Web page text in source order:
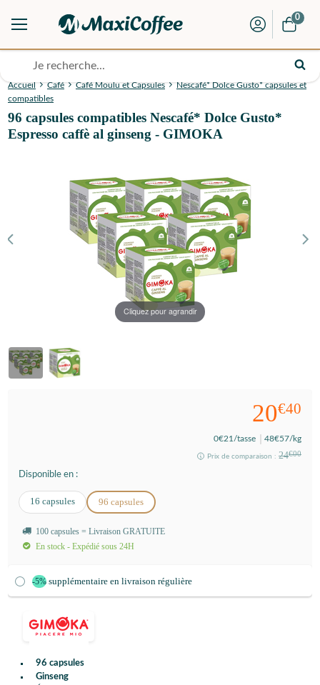
0
Accueil Café Café Moulu et Capsules
Nescafé* Dolce Gusto* capsules et
compatibles
96 capsules compatibles Nescafé* Dolce Gusto*
Espresso caffè al ginseng - GIMOKA
Cliquez pour agrandir
96 capsules
Ginseng
20€40
0€21 /tasse 48€57/kg
Prix de comparaison : 24€00
Disponible en :
16 capsules 96 capsules
100 capsules = Livraison GRATUITE
En stock - Expédié sous 24H
-5% supplémentaire en livraison régulière